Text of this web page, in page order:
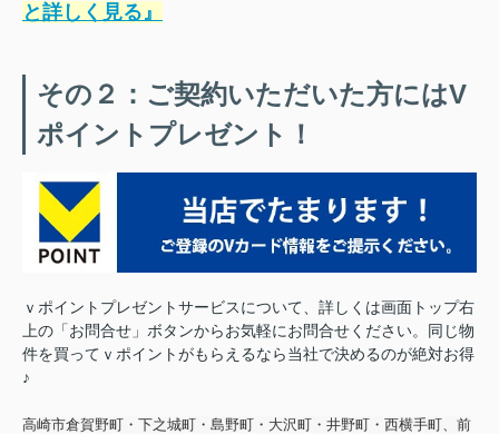
と詳しく見る』
その２：ご契約いただいた方にはV
ポイントプレゼント！
ｖポイントプレゼントサービスについて、詳しくは画面トップ右
上の「お問合せ」ボタンからお気軽にお問合せください。 同じ物
件を買ってｖポイントがもらえるなら当社で決めるのが絶対お得
♪
高崎市倉賀野町・下之城町・島野町・大沢町・井野町・西横手町、前